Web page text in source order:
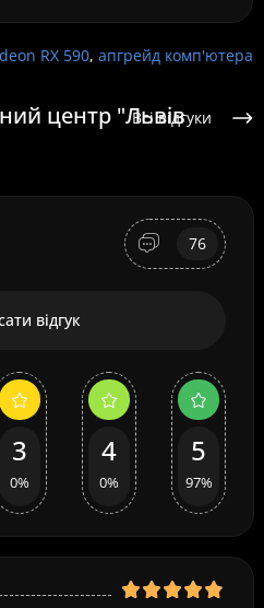
RX 590, апгрейд комп'ютера
центр "Львів
Всі відгуки
76
відгук
3
0%
4
0%
5
97%